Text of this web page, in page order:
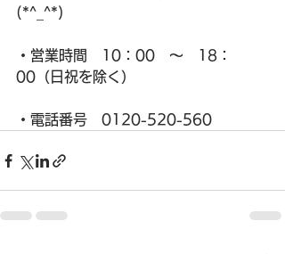
(*^_^*)
・営業時間　10：00　～　18：
00（日祝を除く）
・電話番号　0120-520-560